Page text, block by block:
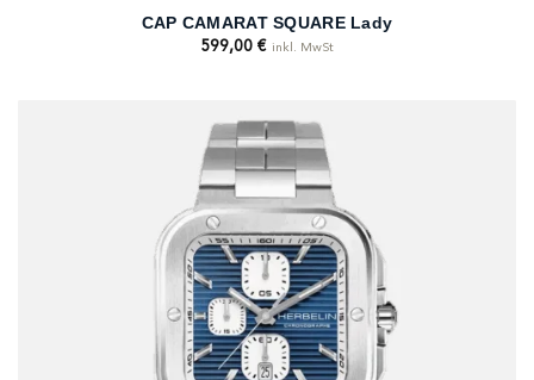
CAP CAMARAT SQUARE Lady
599,00 € inkl. MwSt